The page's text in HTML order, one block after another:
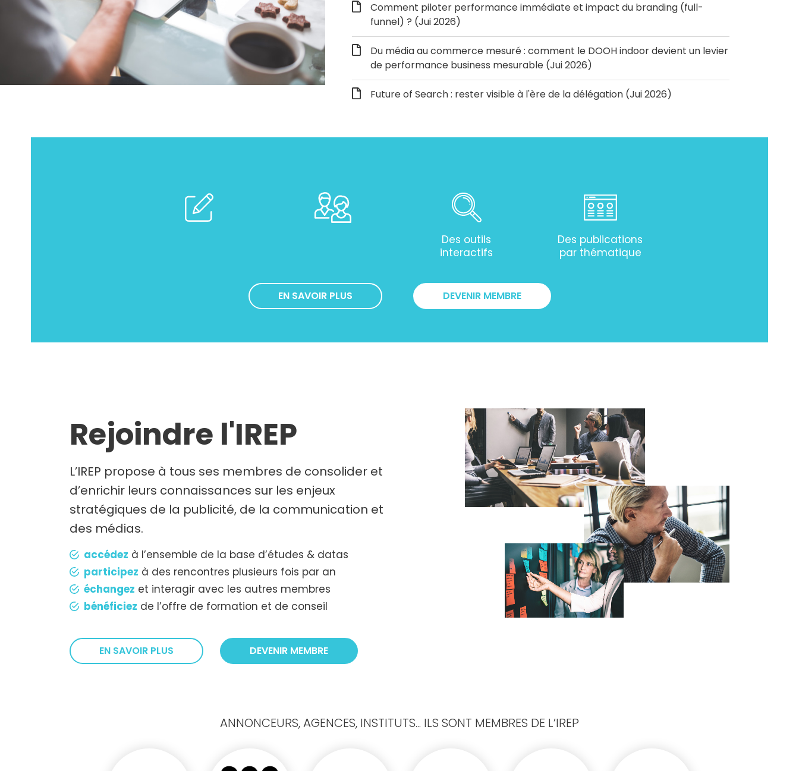
Comment piloter performance immédiate et impact du branding (full-
funnel) ? (Jui 2026)
Du média au commerce mesuré : comment le DOOH indoor devient un levier
de performance business mesurable (Jui 2026)
Future of Search : rester visible à l'ère de la délégation (Jui 2026)
Des outils
interactifs
Des publications
par thématique
EN SAVOIR PLUS DEVENIR MEMBRE
Rejoindre l'IREP
L’IREP propose à tous ses membres de consolider et
d’enrichir leurs connaissances sur les enjeux
stratégiques de la publicité, de la communication et
des médias.
accédez à l’ensemble de la base d’études & datas
participez à des rencontres plusieurs fois par an
échangez et interagir avec les autres membres
bénéficiez de l’offre de formation et de conseil
EN SAVOIR PLUS DEVENIR MEMBRE
ANNONCEURS, AGENCES, INSTITUTS... ILS SONT MEMBRES DE L’IREP